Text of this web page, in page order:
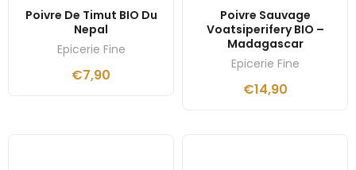
Poivre De Timut BIO Du
Nepal
Epicerie Fine
€7,90
Poivre Sauvage
Voatsiperifery BIO –
Madagascar
Epicerie Fine
€14,90